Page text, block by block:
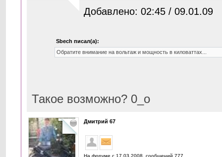
Добавлено: 02:45 / 09.01.09
Sbech писал(а):
Обратите внимание на вольтаж и мощность в киловаттах...
Такое возможно? 0_о
Дмитрий 67
На форуме с 17.03.2008, cообщений 777